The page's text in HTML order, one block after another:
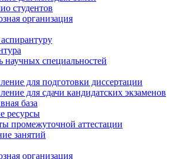
студентов
организация
научных специальностей
для подготовки диссертации
для сдачи кандидатских экзаменов
база
ресурсы
промежуточной аттестации
занятий
организация